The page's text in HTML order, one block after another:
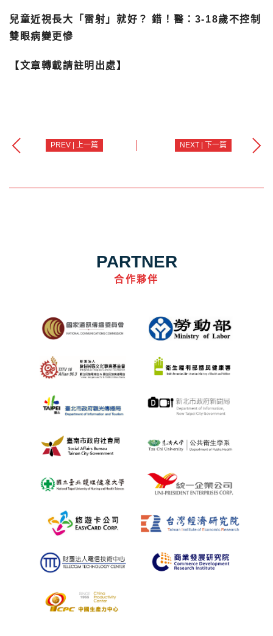
兒童近視長大「雷射」就好？ 錯！醫：3-18歲不控制
雙眼病變更慘
【文章轉載請註明出處】
PREV | 上一篇 NEXT | 下一篇
PARTNER
合作夥伴